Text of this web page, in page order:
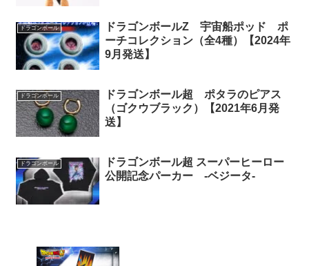
ドラゴンボール
ドラゴンボールZ 宇宙船ポッド ポ
ーチコレクション（全4種）【2024年
9月発送】
ドラゴンボール
ドラゴンボール超 ポタラのピアス
（ゴクウブラック）【2021年6月発
送】
ドラゴンボール
ドラゴンボール超 スーパーヒーロー
公開記念パーカー -ベジータ-